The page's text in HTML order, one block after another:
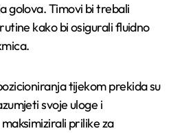
golova. Timovi bi trebali
kako bi osigurali fluidno
tijekom prekida su
svoje uloge i
prilike za